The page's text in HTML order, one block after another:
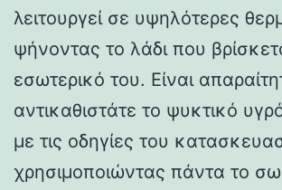
λειτουργεί σε υψηλότερες
ψήνοντας το λάδι που
εσωτερικό του. Είναι
αντικαθιστάτε το ψυκτικό
με τις οδηγίες του
χρησιμοποιώντας πάντα το